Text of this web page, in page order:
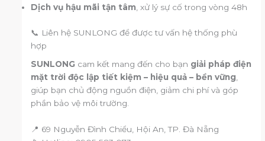
Dịch vụ hậu mãi tận tâm , xử lý sự cố trong vòng 48h
📞 Liên hệ SUNLONG để được tư vấn hệ thống phù
hợp
SUNLONG cam kết mang đến cho bạn giải pháp điện
mặt trời độc lập tiết kiệm – hiệu quả – bền vững
giúp bạn chủ động nguồn điện, giảm chi phí và góp
phần bảo vệ môi trường.
📍 69 Nguyễn Đình Chiểu, Hội An, TP. Đà Nẵng